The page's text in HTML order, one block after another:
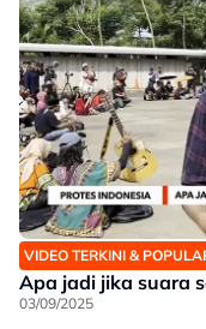
VIDEO TERKINI &
Apa jadi jika suara
03/09/2025